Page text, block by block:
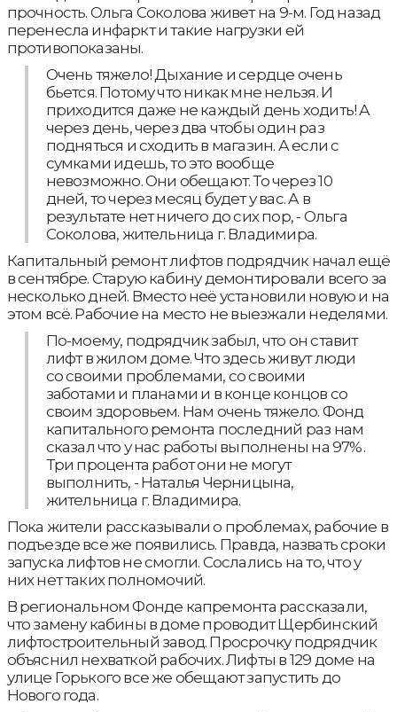
прочность. Ольга Соколова живет на 9-м. Год назад
перенесла инфаркт и такие нагрузки ей
противопоказаны.
Очень тяжело! Дыхание и сердце очень
бьется. Потому что никак мне нельзя. И
приходится даже не каждый день ходить! А
через день, через два чтобы один раз
подняться и сходить в магазин. А если с
сумками идешь, то это вообще
невозможно. Они обещают. То через 10
дней, то через месяц будет у вас. А в
результате нет ничего до сих пор, - Ольга
Соколова, жительница г. Владимира.
Капитальный ремонт лифтов подрядчик начал ещё
в сентябре. Старую кабину демонтировали всего за
несколько дней. Вместо неё установили новую и на
этом всё. Рабочие на место не выезжали неделями.
По-моему, подрядчик забыл, что он ставит
лифт в жилом доме. Что здесь живут люди
со своими проблемами, со своими
заботами и планами и в конце концов со
своим здоровьем. Нам очень тяжело. Фонд
капитального ремонта последний раз нам
сказал что у нас работы выполнены на 97%.
Три процента работ они не могут
выполнить, - Наталья Черницына,
жительница г. Владимира.
Пока жители рассказывали о проблемах, рабочие в
подъезде все же появились. Правда, назвать сроки
запуска лифтов не смогли. Сослались на то, что у
них нет таких полномочий.
В региональном Фонде капремонта рассказали,
что замену кабины в доме проводит Щербинский
лифтостроительный завод. Просрочку подрядчик
объяснил нехваткой рабочих. Лифты в 129 доме на
улице Горького все же обещают запустить до
Нового года.